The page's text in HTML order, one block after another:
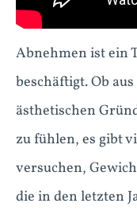
Abnehmen ist ein
beschäftigt. Ob
ästhetischen
zu fühlen, es gibt
versuchen,
die in den letzten